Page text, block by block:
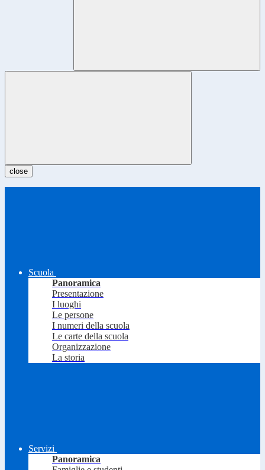
close
Scuola
Panoramica
Presentazione
I luoghi
Le persone
I numeri della scuola
Le carte della scuola
Organizzazione
La storia
Servizi
Panoramica